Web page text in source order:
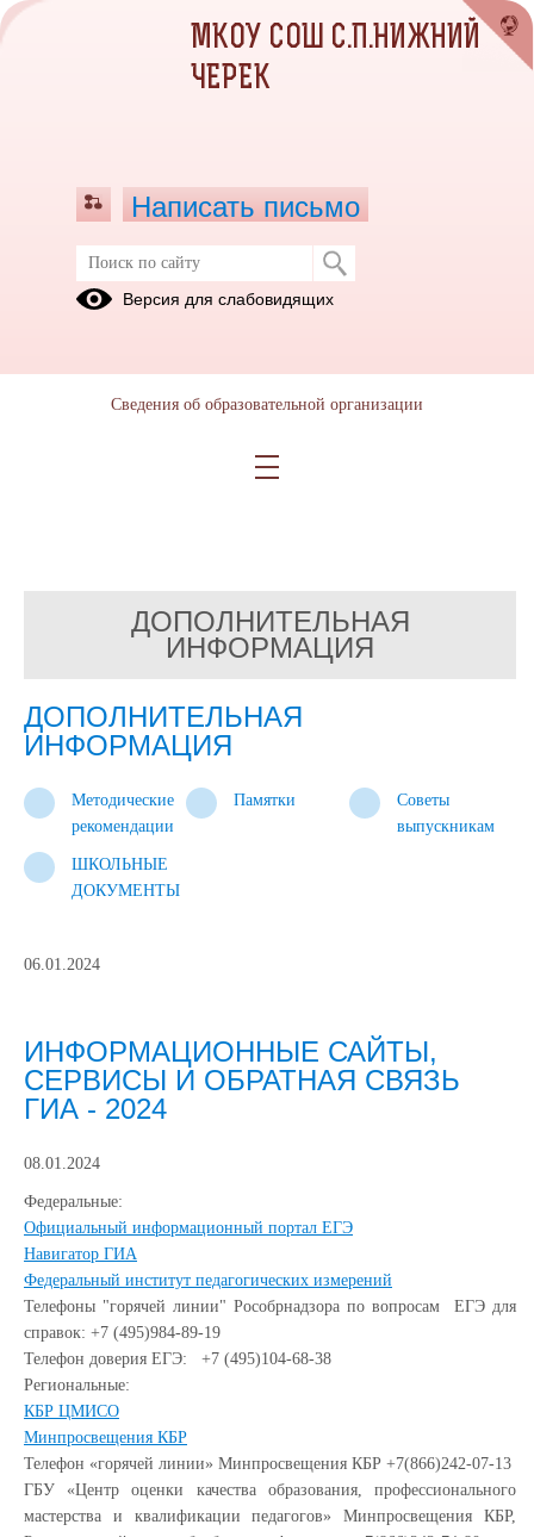
ДОПОЛНИТЕЛЬНАЯ
ИНФОРМАЦИЯ
ДОПОЛНИТЕЛЬНАЯ
ИНФОРМАЦИЯ
Методические
рекомендации
Памятки
Советы
выпускникам
ШКОЛЬНЫЕ
ДОКУМЕНТЫ
06.01.2024
ИНФОРМАЦИОННЫЕ САЙТЫ,
СЕРВИСЫ И ОБРАТНАЯ СВЯЗЬ
ГИА - 2024
08.01.2024
Федеральные:
Официальный информационный портал ЕГЭ
Навигатор ГИА
Федеральный институт педагогических измерений
Телефоны "горячей линии" Рособрнадзора по вопросам ЕГЭ для
справок: +7 (495)984-89-19
Телефон доверия ЕГЭ: +7 (495)104-68-38
Региональные:
КБР ЦМИСО
Минпросвещения КБР
Телефон «горячей линии» Минпросвещения КБР +7(866)242-07-13
ГБУ «Центр оценки качества образования, профессионального
мастерства и квалификации педагогов» Минпросвещения КБР,
МКОУ СОШ С.П.НИЖНИЙ
ЧЕРЕК
Написать письмо
Версия для слабовидящих
Сведения об образовательной организации